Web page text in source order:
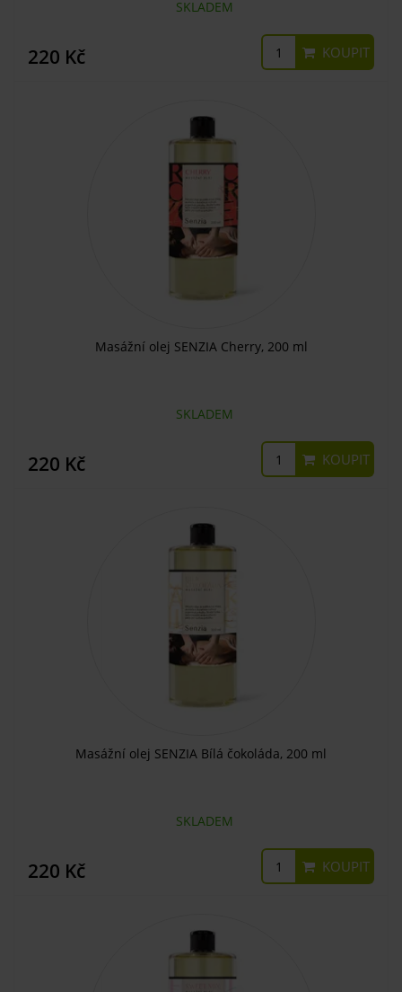
SKLADEM
220 Kč KOUPIT
Masážní olej SENZIA Cherry, 200 ml
SKLADEM
220 Kč KOUPIT
Masážní olej SENZIA Bílá čokoláda, 200 ml
SKLADEM
220 Kč KOUPIT